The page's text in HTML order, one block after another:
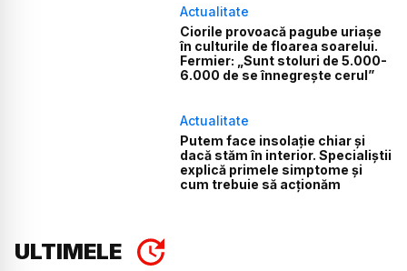
Actualitate
Ciorile provoacă pagube uriașe
în culturile de floarea soarelui.
Fermier: „Sunt stoluri de 5.000-
6.000 de se înnegrește cerul”
Actualitate
Putem face insolație chiar și
dacă stăm în interior. Specialiștii
explică primele simptome și
cum trebuie să acționăm
ULTIMELE